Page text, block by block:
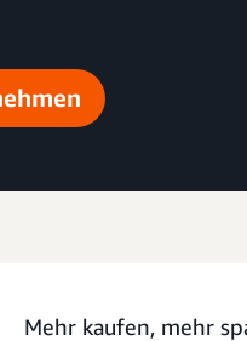
Mehr kaufen, mehr